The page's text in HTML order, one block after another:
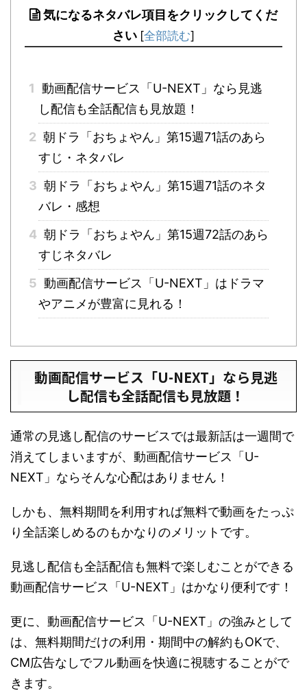
気になるネタバレ項目をクリックしてくだ
さい [全部読む]
1 動画配信サービス「U-NEXT」なら見逃
し配信も全話配信も見放題！
2 朝ドラ「おちょやん」第15週71話のあら
すじ・ネタバレ
3 朝ドラ「おちょやん」第15週71話のネタ
バレ・感想
4 朝ドラ「おちょやん」第15週72話のあら
すじネタバレ
5 動画配信サービス「U-NEXT」はドラマ
やアニメが豊富に見れる！
動画配信サービス「U-NEXT」なら見逃
し配信も全話配信も見放題！
通常の見逃し配信のサービスでは最新話は一週間で
消えてしまいますが、動画配信サービス「U-
NEXT」ならそんな心配はありません！
しかも、無料期間を利用すれば無料で動画をたっぷ
り全話楽しめるのもかなりのメリットです。
見逃し配信も全話配信も無料で楽しむことができる
動画配信サービス「U-NEXT」はかなり便利です！
更に、動画配信サービス「U-NEXT」の強みとして
は、無料期間だけの利用・期間中の解約もOKで、
CM広告なしでフル動画を快適に視聴することがで
きます。